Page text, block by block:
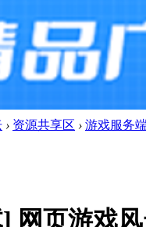
› 资源共享区 › 游戏服务
网页游戏